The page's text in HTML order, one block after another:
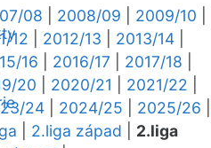
08 2008/09 2009/10
12 2012/13 2013/14
16 2016/17 2017/18
20 2020/21 2021/22
24 2024/25 2025/26
2.liga západ
2.liga